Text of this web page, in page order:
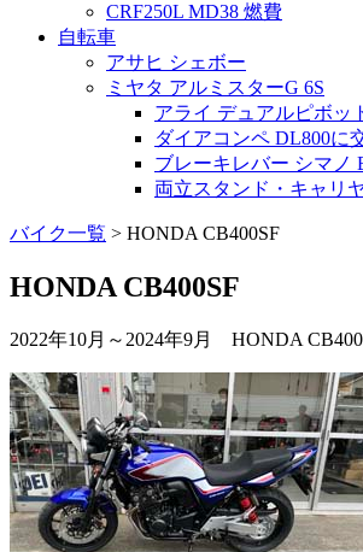
CRF250L MD38 燃費
自転車
アサヒ シェボー
ミヤタ アルミスターG 6S
アライ デュアルピボッ
ダイアコンペ DL800に
ブレーキレバー シマノ
両立スタンド・キャリ
バイク一覧 > HONDA CB400SF
HONDA CB400SF
2022年10月～2024年9月 HONDA